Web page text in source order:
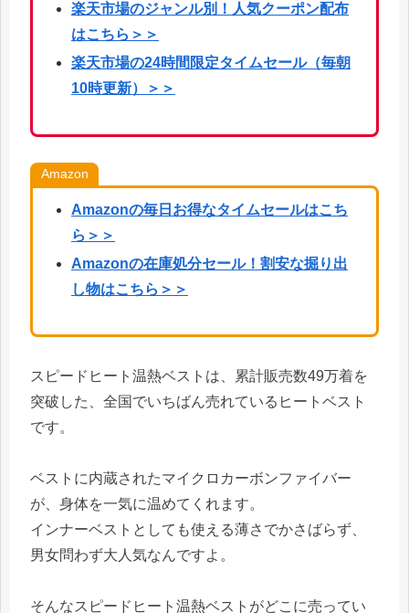
楽天市場のジャンル別！人気クーポン配布
はこちら＞＞
楽天市場の24時間限定タイムセール（毎朝
10時更新）＞＞
Amazon
Amazonの毎日お得なタイムセールはこち
ら＞＞
Amazonの在庫処分セール！割安な掘り出
し物はこちら＞＞
スピードヒート温熱ベストは、累計販売数49万着を
突破した、全国でいちばん売れているヒートベスト
です。
ベストに内蔵されたマイクロカーボンファイバー
が、身体を一気に温めてくれます。
インナーベストとしても使える薄さでかさばらず、
男女問わず大人気なんですよ。
そんなスピードヒート温熱ベストがどこに売ってい